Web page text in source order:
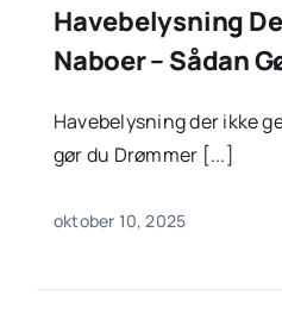
Havebelysning
Naboer – Sådan
Havebelysning der ikke
gør du Drømmer [...]
oktober 10, 2025